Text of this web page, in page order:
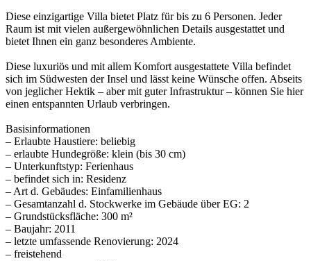
Diese einzigartige Villa bietet Platz für bis zu 6 Personen. Jeder
Raum ist mit vielen außergewöhnlichen Details ausgestattet und
bietet Ihnen ein ganz besonderes Ambiente.
Diese luxuriös und mit allem Komfort ausgestattete Villa befindet
sich im Südwesten der Insel und lässt keine Wünsche offen. Abseits
von jeglicher Hektik – aber mit guter Infrastruktur – können Sie hier
einen entspannten Urlaub verbringen.
Basisinformationen
– Erlaubte Haustiere: beliebig
– erlaubte Hundegröße: klein (bis 30 cm)
– Unterkunftstyp: Ferienhaus
– befindet sich in: Residenz
– Art d. Gebäudes: Einfamilienhaus
– Gesamtanzahl d. Stockwerke im Gebäude über EG: 2
– Grundstücksfläche: 300 m²
– Baujahr: 2011
– letzte umfassende Renovierung: 2024
– freistehend